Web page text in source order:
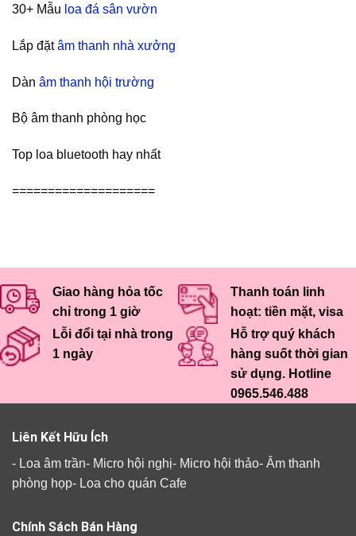
30+ Mẫu loa đá sân vườn
Lắp đặtâm thanh nhà xưởng
Dàn âm thanh hội trường
Bộ âm thanh phòng học
Top loa bluetooth hay nhất
====================
Giao hàng hỏa tốc
chỉ trong 1 giờ
Thanh toán linh
hoạt: tiền mặt, visa
Lỗi đổi tại nhà trong
1 ngày
Hỗ trợ quý khách
hàng suốt thời gian
sử dụng. Hotline
0965.546.488
Liên Kết Hữu Ích
- Loa âm trần- Micro hội nghị- Micro hội thảo- Âm thanh
phòng họp- Loa cho quán Cafe
Chính Sách Bán Hàng